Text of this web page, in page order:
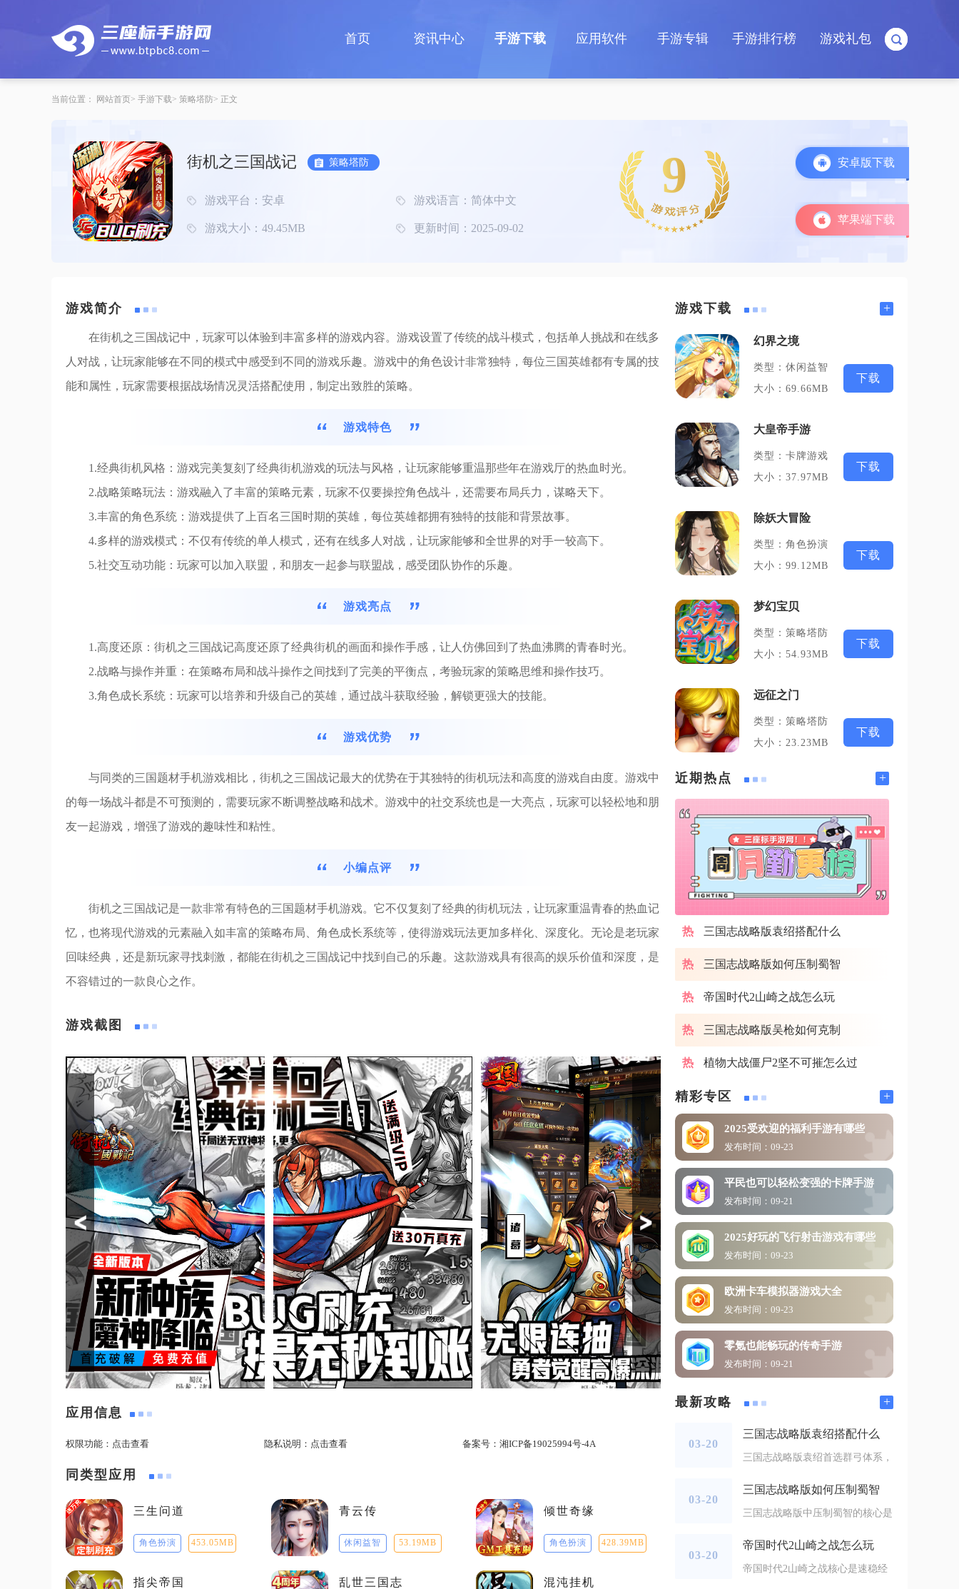
首页 资讯中心 手游下载 应用软件 手游专辑 手游排行榜 游戏礼包
当前位置： 网站首页 手游下载 策略塔防 正文
街机之三国战记 策略塔防
游戏平台：安卓 游戏语言：简体中文
游戏大小：49.45MB 更新时间：2025-09-02
9 安卓版下载
苹果端下载
游戏简介
在街机之三国战记中，玩家可以体验到丰富多样的游戏内容。游戏设置了传统的战斗模式，包括单人挑战和在线多
人对战，让玩家能够在不同的模式中感受到不同的游戏乐趣。游戏中的角色设计非常独特，每位三国英雄都有专属的技
能和属性，玩家需要根据战场情况灵活搭配使用，制定出致胜的策略。
游戏特色
1.经典街机风格：游戏完美复刻了经典街机游戏的玩法与风格，让玩家能够重温那些年在游戏厅的热血时光。
2.战略策略玩法：游戏融入了丰富的策略元素，玩家不仅要操控角色战斗，还需要布局兵力，谋略天下。
3.丰富的角色系统：游戏提供了上百名三国时期的英雄，每位英雄都拥有独特的技能和背景故事。
4.多样的游戏模式：不仅有传统的单人模式，还有在线多人对战，让玩家能够和全世界的对手一较高下。
5.社交互动功能：玩家可以加入联盟，和朋友一起参与联盟战，感受团队协作的乐趣。
游戏亮点
1.高度还原：街机之三国战记高度还原了经典街机的画面和操作手感，让人仿佛回到了热血沸腾的青春时光。
2.战略与操作并重：在策略布局和战斗操作之间找到了完美的平衡点，考验玩家的策略思维和操作技巧。
3.角色成长系统：玩家可以培养和升级自己的英雄，通过战斗获取经验，解锁更强大的技能。
游戏优势
与同类的三国题材手机游戏相比，街机之三国战记最大的优势在于其独特的街机玩法和高度的游戏自由度。游戏中
的每一场战斗都是不可预测的，需要玩家不断调整战略和战术。游戏中的社交系统也是一大亮点，玩家可以轻松地和朋
友一起游戏，增强了游戏的趣味性和粘性。
小编点评
街机之三国战记是一款非常有特色的三国题材手机游戏。它不仅复刻了经典的街机玩法，让玩家重温青春的热血记
忆，也将现代游戏的元素融入如丰富的策略布局、角色成长系统等，使得游戏玩法更加多样化、深度化。无论是老玩家
回味经典，还是新玩家寻找刺激，都能在街机之三国战记中找到自己的乐趣。这款游戏具有很高的娱乐价值和深度，是
不容错过的一款良心之作。
游戏截图
应用信息
权限功能： 点击查看 隐私说明： 点击查看 备案号： 湘ICP备19025994号-4A
同类型应用
三生问道
角色扮演 453.05MB
青云传
休闲益智 53.19MB
倾世奇缘
角色扮演 428.39MB
指尖帝国 乱世三国志 混沌挂机
游戏下载 +
幻界之境
类型：休闲益智
大小：69.66MB
下载
大皇帝手游
类型：卡牌游戏
大小：37.97MB
下载
除妖大冒险
类型：角色扮演
大小：99.12MB
下载
梦幻宝贝
类型：策略塔防
大小：54.93MB
下载
远征之门
类型：策略塔防
大小：23.23MB
下载
近期热点 +
三国志战略版袁绍搭配什么
三国志战略版如何压制蜀智
帝国时代2山崎之战怎么玩
三国志战略版吴枪如何克制
植物大战僵尸2坚不可摧怎么过
精彩专区 +
2025受欢迎的福利手游有哪些
发布时间：09-23
平民也可以轻松变强的卡牌手游
发布时间：09-21
2025好玩的飞行射击游戏有哪些
发布时间：09-23
欧洲卡车模拟器游戏大全
发布时间：09-23
零氪也能畅玩的传奇手游
发布时间：09-21
最新攻略 +
03-20
三国志战略版袁绍搭配什么
三国志战略版袁绍首选群弓体系，
03-20
三国志战略版如何压制蜀智
三国志战略版中压制蜀智的核心是
03-20
帝国时代2山崎之战怎么玩
帝国时代2山崎之战核心是速稳经